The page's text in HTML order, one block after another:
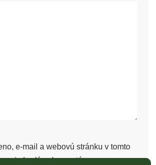
e-mail a webovú stránku v tomto
moje budúce komentáre.